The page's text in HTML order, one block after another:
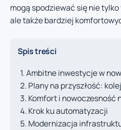
mogą spodziewać się nie
ale także bardziej
Spis treści
Ambitne inwestycje w
Plany na przyszłość:
Komfort i nowoczesność
Krok ku automatyzacji
Modernizacja